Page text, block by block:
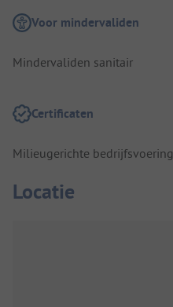
Voor mindervaliden
Mindervaliden sanitair
Certificaten
Milieugerichte bedrijfsvoering
Locatie